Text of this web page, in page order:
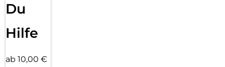
Du
Hilfe
ab 10,00 €